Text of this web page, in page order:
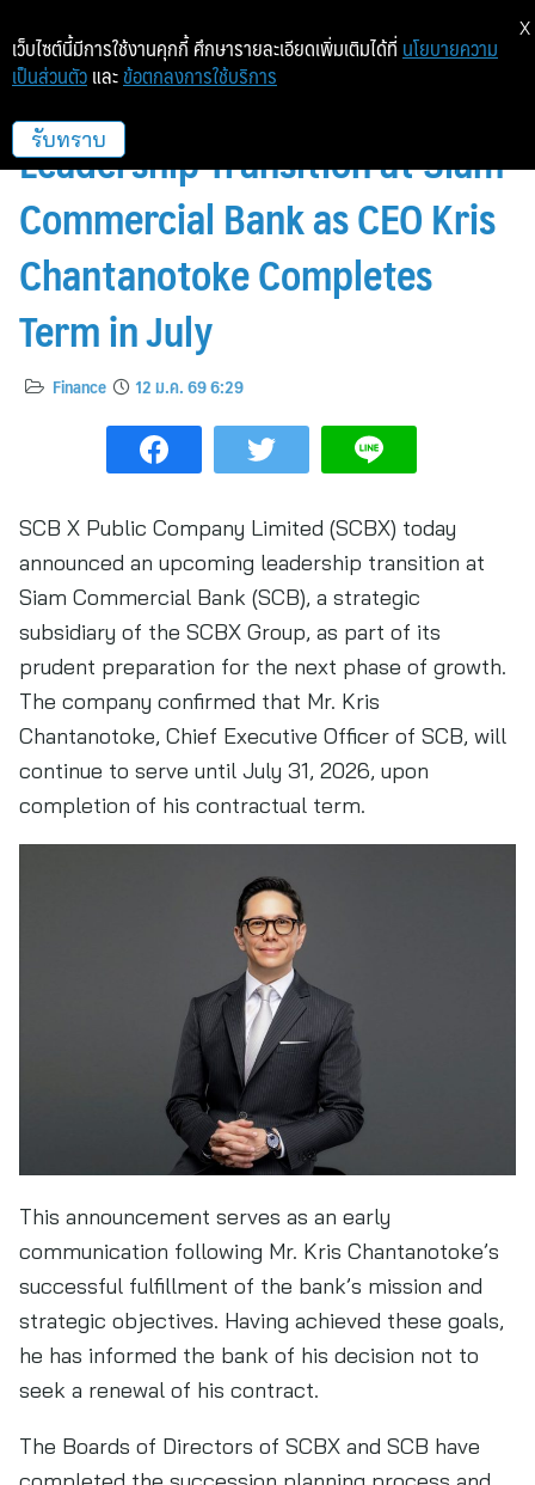
SCBX Group Announces
Leadership Transition at Siam
Commercial Bank as CEO Kris
Chantanotoke Completes
Term in July
Finance 12 ม.ค. 69 6:29
SCB X Public Company Limited (SCBX) today
announced an upcoming leadership transition at
Siam Commercial Bank (SCB), a strategic
subsidiary of the SCBX Group, as part of its
prudent preparation for the next phase of growth.
The company confirmed that Mr. Kris
Chantanotoke, Chief Executive Officer of SCB, will
continue to serve until July 31, 2026, upon
completion of his contractual term.
This announcement serves as an early
communication following Mr. Kris Chantanotoke’s
successful fulfillment of the bank’s mission and
strategic objectives. Having achieved these goals,
he has informed the bank of his decision not to
seek a renewal of his contract.
The Boards of Directors of SCBX and SCB have
เว็บไซต์นี้มีการใช้งานคุกกี้ ศึกษารายละเอียดเพิ่มเติมได้ที่ นโยบายความ
เป็นส่วนตัว และ ข้อตกลงการใช้บริการ
รับทราบ
X